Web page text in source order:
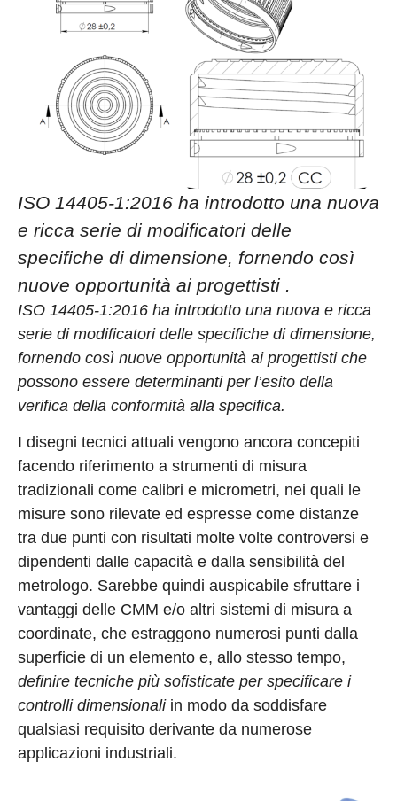
ISO 14405-1:2016 ha introdotto una nuova
e ricca serie di modificatori delle
specifiche di dimensione, fornendo così
nuove opportunità ai progettisti .
ISO 14405-1:2016 ha introdotto una nuova e ricca
serie di modificatori delle specifiche di dimensione,
fornendo così nuove opportunità ai progettisti che
possono essere determinanti per l’esito della
verifica della conformità alla specifica.
I disegni tecnici attuali vengono ancora concepiti
facendo riferimento a strumenti di misura
tradizionali come calibri e micrometri, nei quali le
misure sono rilevate ed espresse come distanze
tra due punti con risultati molte volte controversi e
dipendenti dalle capacità e dalla sensibilità del
metrologo. Sarebbe quindi auspicabile sfruttare i
vantaggi delle CMM e/o altri sistemi di misura a
coordinate, che estraggono numerosi punti dalla
superficie di un elemento e, allo stesso tempo,
definire tecniche più sofisticate per specificare i
controlli dimensionaliin modo da soddisfare
qualsiasi requisito derivante da numerose
applicazioni industriali.